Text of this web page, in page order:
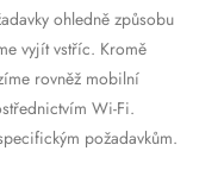
ohledně způsobu
vyjít vstříc. Kromě
rovněž mobilní
Wi-Fi.
požadavkům.